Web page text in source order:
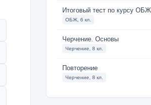
Итоговый тест по курсу
ОБЖ, 6 кл.
Черчение. Основы
Черчение, 8 кл.
Повторение
Черчение, 8 кл.